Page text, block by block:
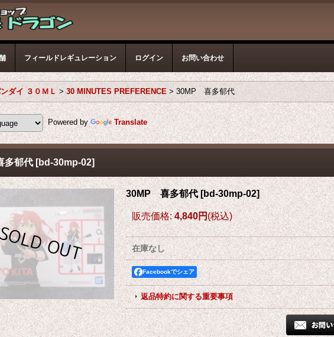
フィールドレギュレーション ログイン お問い合わせ
ダイ ３０ＭＬ > 30 MINUTES PREFERENCE > 30MP 喜多郁代
Powered by Translate
郁代 [bd-30mp-02]
30MP 喜多郁代 [bd-30mp-02]
販売価格: 4,840円(税込)
在庫なし
Facebookでシェア
返品特約に関する重要事項